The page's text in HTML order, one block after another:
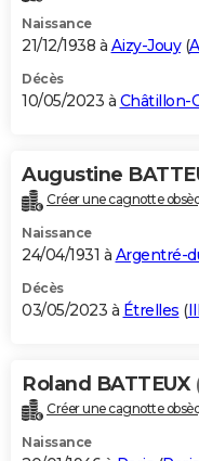
Naissance
21/12/1938 à Aizy-Jouy(
Décès
10/05/2023 à Châtillon-
Augustine
Créer une cagnotte
Naissance
24/04/1931 à Argentré-
Décès
03/05/2023 à Étrelles (
Roland BATTEUX
Créer une cagnotte
Naissance